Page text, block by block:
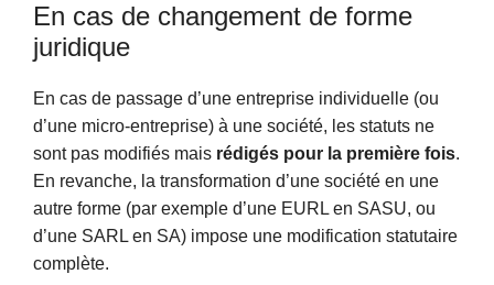
En cas de changement de forme
juridique
En cas de passage d’une entreprise individuelle (ou
d’une micro-entreprise) à une société, les statuts ne
sont pas modifiés mais rédigés pour la première fois.
En revanche, la transformation d’une société en une
autre forme (par exemple d’une EURL en SASU, ou
d’une SARL en SA) impose une modification statutaire
complète.